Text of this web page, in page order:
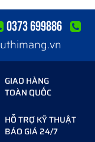
0373 699886
GIAO HÀNG
TOÀN QUỐC
HỖ TRỢ KỸ THUẬT
BÁO GIÁ 24/7